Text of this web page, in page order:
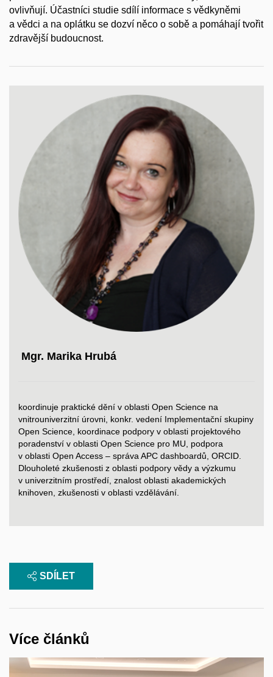
ovlivňují. Účastníci studie sdílí informace s vědkyněmi
a vědci a na oplátku se dozví něco o sobě a pomáhají tvořit
zdravější budoucnost.
Mgr. Marika Hrubá
koordinuje praktické dění v oblasti Open Science na
vnitrouniverzitní úrovni, konkr. vedení Implementační skupiny
Open Science, koordinace podpory v oblasti projektového
poradenství v oblasti Open Science pro MU, podpora
v oblasti Open Access –⁠⁠⁠⁠⁠⁠ správa APC dashboardů, ORCID.
Dlouholeté zkušenosti z oblasti podpory vědy a výzkumu
v univerzitním prostředí, znalost oblasti akademických
knihoven, zkušenosti v oblasti vzdělávání.
SDÍLET
Více článků